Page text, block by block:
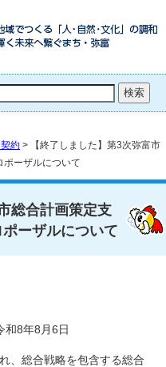
約 > 【終了しました】第3次弥富市
ポーザルについて
総合計画策定支
ーザルについて
8年8月6日
、総合戦略を包含する総合